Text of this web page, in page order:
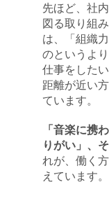
先ほど、社
図る取り組
は、「組織
のというよ
仕事をした
距離が近い
ています。
「音楽に携
りがい」、
れが、働く
えています。